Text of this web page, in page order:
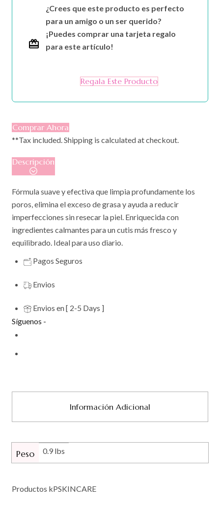
¿Crees que este producto es perfecto
para un amigo o un ser querido?
¡Puedes comprar una tarjeta regalo
para este artículo!
Regala Este Producto
Comprar Ahora
**Tax included. Shipping is calculated at checkout.
Descripción
Fórmula suave y efectiva que limpia profundamente los
poros, elimina el exceso de grasa y ayuda a reducir
imperfecciones sin resecar la piel. Enriquecida con
ingredientes calmantes para un cutis más fresco y
equilibrado. Ideal para uso diario.
Pagos Seguros
Envios
Envios en [ 2-5 Days ]
Síguenos -
Información Adicional
Peso 0.9 lbs
Productos kPSKINCARE